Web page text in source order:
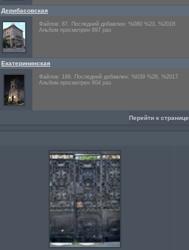
Дерибасовская
Файлов: 87. Последний добавлен: %080 %23, %2018
Альбом просмотрен 697 раз
Екатерининская
Файлов: 166. Последний добавлен: %039 %28, %2017
Альбом просмотрен 904 раз
Перейти к странице